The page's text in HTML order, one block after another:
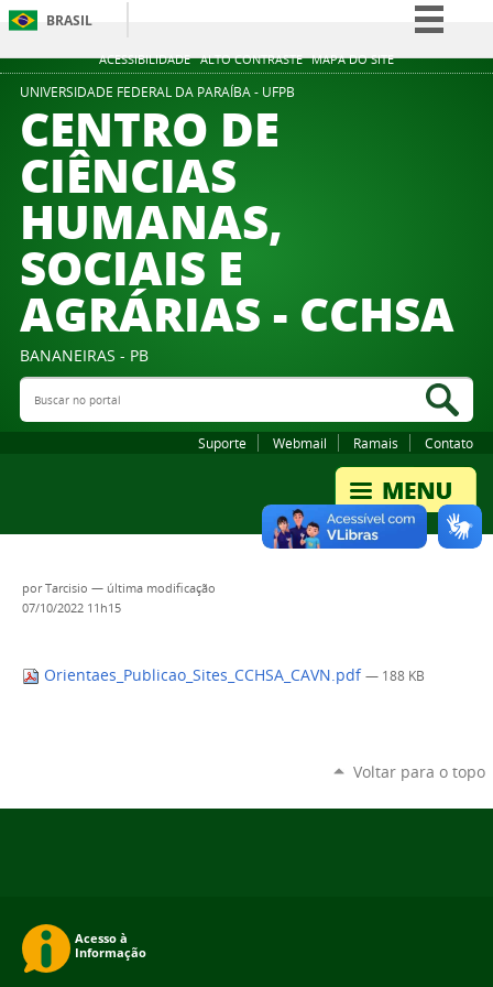
ACESSIBILIDADE ALTO CONTRASTE MAPA DO SITE
BRASIL
Simplifique!
UNIVERSIDADE FEDERAL DA PARAÍBA - UFPB
CENTRO DE
CIÊNCIAS
HUMANAS,
SOCIAIS E
AGRÁRIAS - CCHSA
BANANEIRAS - PB
Buscar no portal
Suporte Webmail Ramais Contato
porTarcisio — última modificação
07/10/2022 11h15
Orientaes_Publicao_Sites_CCHSA_CAVN.pdf — 188 KB
Voltar para o topo